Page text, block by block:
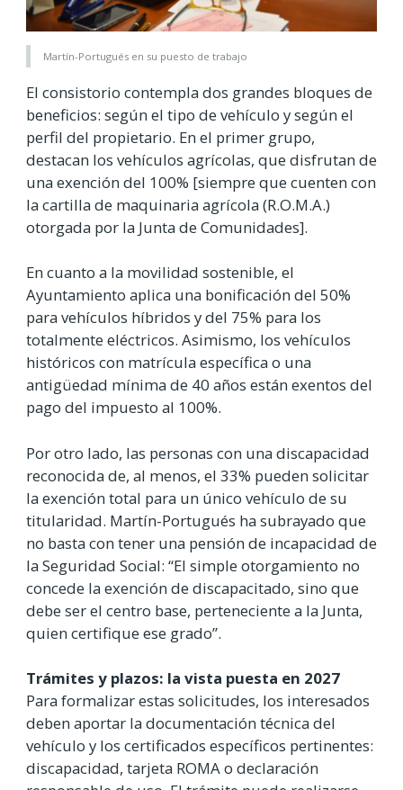
Martín-Portugués en su puesto de trabajo
El consistorio contempla dos grandes bloques de
beneficios: según el tipo de vehículo y según el
perfil del propietario. En el primer grupo,
destacan los vehículos agrícolas, que disfrutan de
una exención del 100% [siempre que cuenten con
la cartilla de maquinaria agrícola (R.O.M.A.)
otorgada por la Junta de Comunidades].
En cuanto a la movilidad sostenible, el
Ayuntamiento aplica una bonificación del 50%
para vehículos híbridos y del 75% para los
totalmente eléctricos. Asimismo, los vehículos
históricos con matrícula específica o una
antigüedad mínima de 40 años están exentos del
pago del impuesto al 100%.
Por otro lado, las personas con una discapacidad
reconocida de, al menos, el 33% pueden solicitar
la exención total para un único vehículo de su
titularidad. Martín-Portugués ha subrayado que
no basta con tener una pensión de incapacidad de
la Seguridad Social: “El simple otorgamiento no
concede la exención de discapacitado, sino que
debe ser el centro base, perteneciente a la Junta,
quien certifique ese grado”.
Trámites y plazos: la vista puesta en 2027
Para formalizar estas solicitudes, los interesados
deben aportar la documentación técnica del
vehículo y los certificados específicos pertinentes:
discapacidad, tarjeta ROMA o declaración